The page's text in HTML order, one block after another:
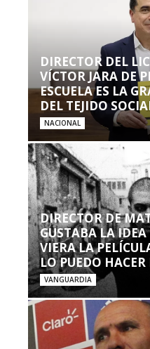
DIRECTOR DEL
VÍCTOR JARA DE
ESCUELA ES LA
DEL TEJIDO
NACIONAL
DIRECTOR DE
GUSTABA LA
VIERA LA
LO PUEDO HACER
VANGUARDIA